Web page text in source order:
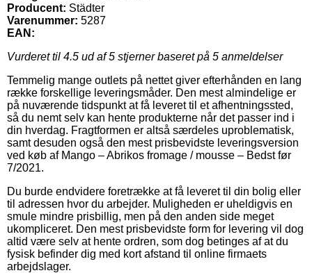
Producent: Städter
Varenummer: 5287
EAN:
Vurderet til 4.5 ud af 5 stjerner baseret på 5 anmeldelser
Temmelig mange outlets på nettet giver efterhånden en lang
række forskellige leveringsmåder. Den mest almindelige er
på nuværende tidspunkt at få leveret til et afhentningssted,
så du nemt selv kan hente produkterne når det passer ind i
din hverdag. Fragtformen er altså særdeles uproblematisk,
samt desuden også den mest prisbevidste leveringsversion
ved køb af Mango – Abrikos fromage / mousse – Bedst før
7/2021.
Du burde endvidere foretrække at få leveret til din bolig eller
til adressen hvor du arbejder. Muligheden er uheldigvis en
smule mindre prisbillig, men på den anden side meget
ukompliceret. Den mest prisbevidste form for levering vil dog
altid være selv at hente ordren, som dog betinges af at du
fysisk befinder dig med kort afstand til online firmaets
arbejdslager.